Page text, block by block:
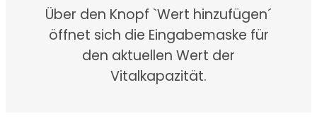
Über den Knopf `Wert hinzufügen´
öffnet sich die Eingabemaske für
den aktuellen Wert der
Vitalkapazität.